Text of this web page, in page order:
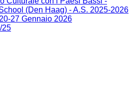
(Den Haag) - A.S. 2025-2026
27 Gennaio 2026
25